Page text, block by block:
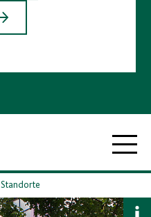
Standorte